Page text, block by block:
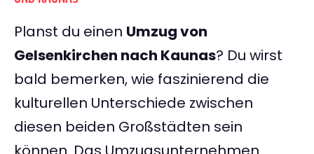
Planst du einen Umzug von
Gelsenkirchen nach Kaunas? Du wirst
bald bemerken, wie faszinierend die
kulturellen Unterschiede zwischen
diesen beiden Großstädten sein